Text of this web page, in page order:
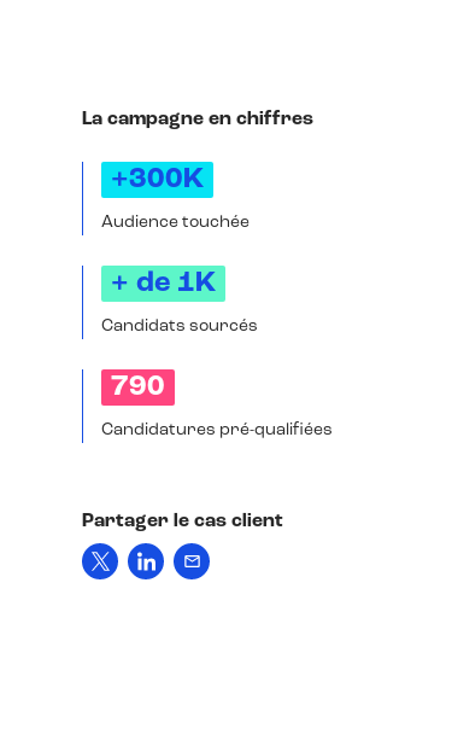
La campagne en chiffres
+300K
Audience touchée
+ de 1K
Candidats sourcés
790
Candidatures pré-qualifiées
Partager le cas client